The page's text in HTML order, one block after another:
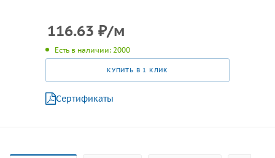
116.63 ₽/м
Есть в наличии: 2000
КУПИТЬ В 1 КЛИК
Сертификаты